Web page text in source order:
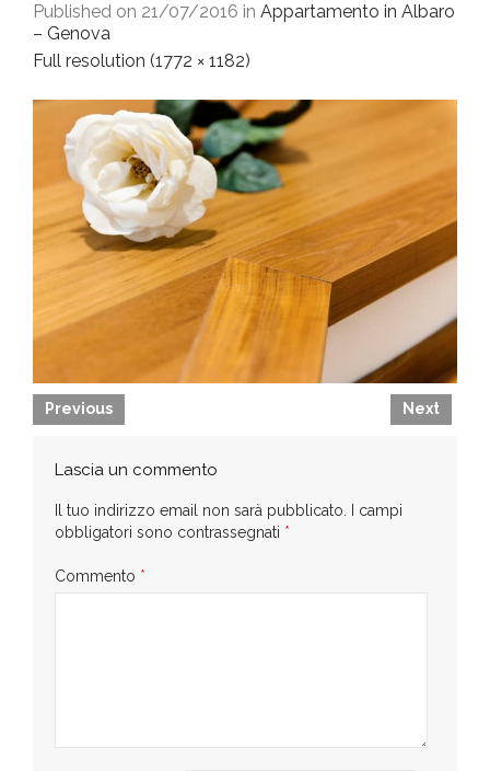
Published on 21/07/2016 in Appartamento in Albaro
– Genova
Full resolution (1772 × 1182)
Previous Next
Lascia un commento
Il tuo indirizzo email non sarà pubblicato.
I campi
obbligatori sono contrassegnati *
Commento *